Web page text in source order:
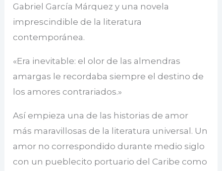
Gabriel García Márquez y una novela
imprescindible de la literatura
contemporánea.
«Era inevitable: el olor de las almendras
amargas le recordaba siempre el destino de
los amores contrariados.»
Así empieza una de las historias de amor
más maravillosas de la literatura universal. Un
amor no correspondido durante medio siglo
con un pueblecito portuario del Caribe como